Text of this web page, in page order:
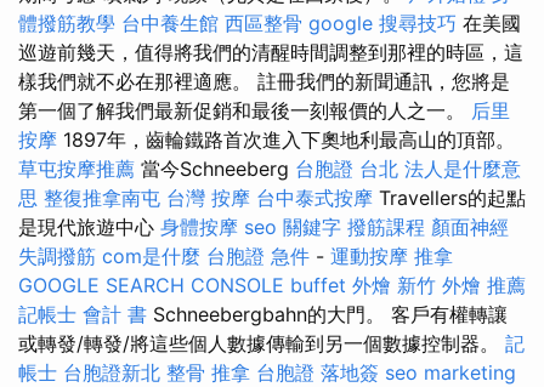
體撥筋教學 台中養生館 西區整骨 google 搜尋技巧 在美國
巡遊前幾天，值得將我們的清醒時間調整到那裡的時區，這
樣我們就不必在那裡適應。 註冊我們的新聞通訊，您將是
第一個了解我們最新促銷和最後一刻報價的人之一。 后里
按摩 1897年，齒輪鐵路首次進入下奧地利最高山的頂部。
草屯按摩推薦 當今Schneeberg 台胞證 台北 法人是什麼意
思 整復推拿南屯 台灣 按摩 台中泰式按摩 Travellers的起點
是現代旅遊中心 身體按摩 seo 關鍵字 撥筋課程 顏面神經
失調撥筋 com是什麼 台胞證 急件 - 運動按摩 推拿
GOOGLE SEARCH CONSOLE buffet 外燴 新竹 外燴 推薦
記帳士 會計 書 Schneebergbahn的大門。 客戶有權轉讓
或轉發/轉發/將這些個人數據傳輸到另一個數據控制器。 記
帳士 台胞證新北 整骨 推拿 台胞證 落地簽 seo marketing